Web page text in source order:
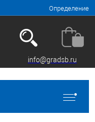
Определение
info@gradsb.ru